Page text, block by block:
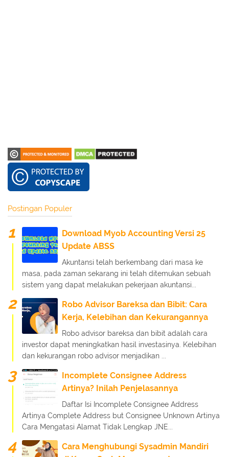
Postingan Populer
Download Myob Accounting Versi 25
Update ABSS
Akuntansi telah berkembang dari masa ke
masa, pada zaman sekarang ini telah ditemukan sebuah
sistem yang dapat melakukan pekerjaan akuntansi...
Robo Advisor Bareksa dan Bibit: Cara
Kerja, Kelebihan dan Kekurangannya
Robo advisor bareksa dan bibit adalah cara
investor dapat meningkatkan hasil investasinya. Kelebihan
dan kekurangan robo advisor menjadikan ...
Incomplete Consignee Address
Artinya? Inilah Penjelasannya
Daftar Isi Incomplete Consignee Address
Artinya Complete Address but Consignee Unknown Artinya
Cara Mengatasi Alamat Tidak Lengkap JNE...
Cara Menghubungi Sysadmin Mandiri